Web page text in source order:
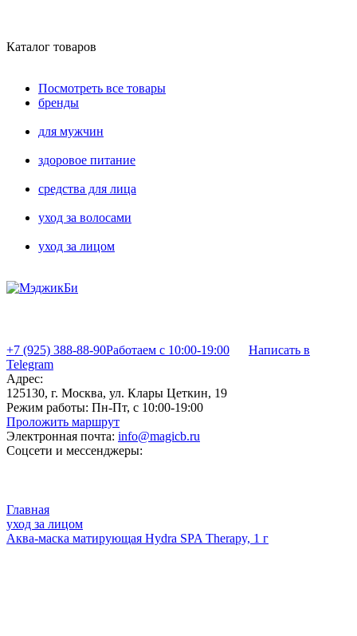
Каталог товаров
Посмотреть все товары
бренды
для мужчин
здоровое питание
средства для лица
уход за волосами
уход за лицом
+7 (925) 388-88-90Работаем с 10:00-19:00
Написать в
Telegram
Адрес:
125130, г. Москва, ул. Клары Цеткин, 19
Режим работы: Пн-Пт, с 10:00-19:00
Проложить маршрут
Электронная почта: info@magicb.ru
Соцсети и мессенджеры:
Главная
уход за лицом
Аква-маска матирующая Hydra SPA Therapy, 1 г